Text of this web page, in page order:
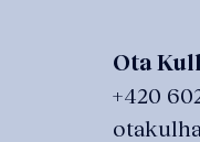
Ota
+420